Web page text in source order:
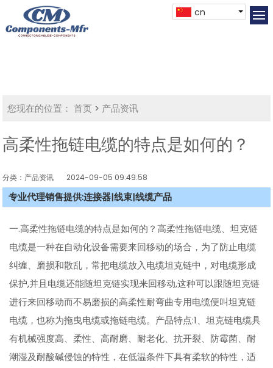
cn
您现在的位置： 首页 > 产品资讯
高柔性拖链电缆的特点是如何的？
分类：产品资讯 2024-09-05 09:49:58
专业代理销售提供:连接器|线束|线缆产品
一.高柔性拖链电缆的特点是如何的？高柔性拖链电缆、坦克链
电缆是一种在自动化设备需要来回移动的场合，为了防止电缆
纠缠、磨损和散乱，常把电缆放入电缆坦克链中，对电缆形成
保护,并且电缆还能随坦克链实现来回移动,这种可以跟随坦克链
进行来回移动而不易磨损的高柔性耐弯曲专用电缆便叫坦克链
电缆，也称为拖曳电缆或拖链电缆。产品特点:1、坦克链电缆具
有机械强度高、柔性、高耐磨、耐老化、抗开裂、防霉菌、耐
潮湿及耐酸碱侵蚀的特性，在低温条件下具有柔软的特性，适